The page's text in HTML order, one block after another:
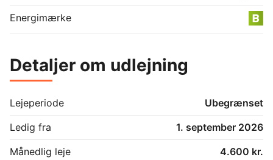
Energimærke
Detaljer om udlejning
Lejeperiode
Ubegrænset
Ledig fra
1. september 2026
Månedlig leje
4.600 kr.